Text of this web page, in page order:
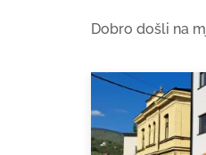
Dobro došli na